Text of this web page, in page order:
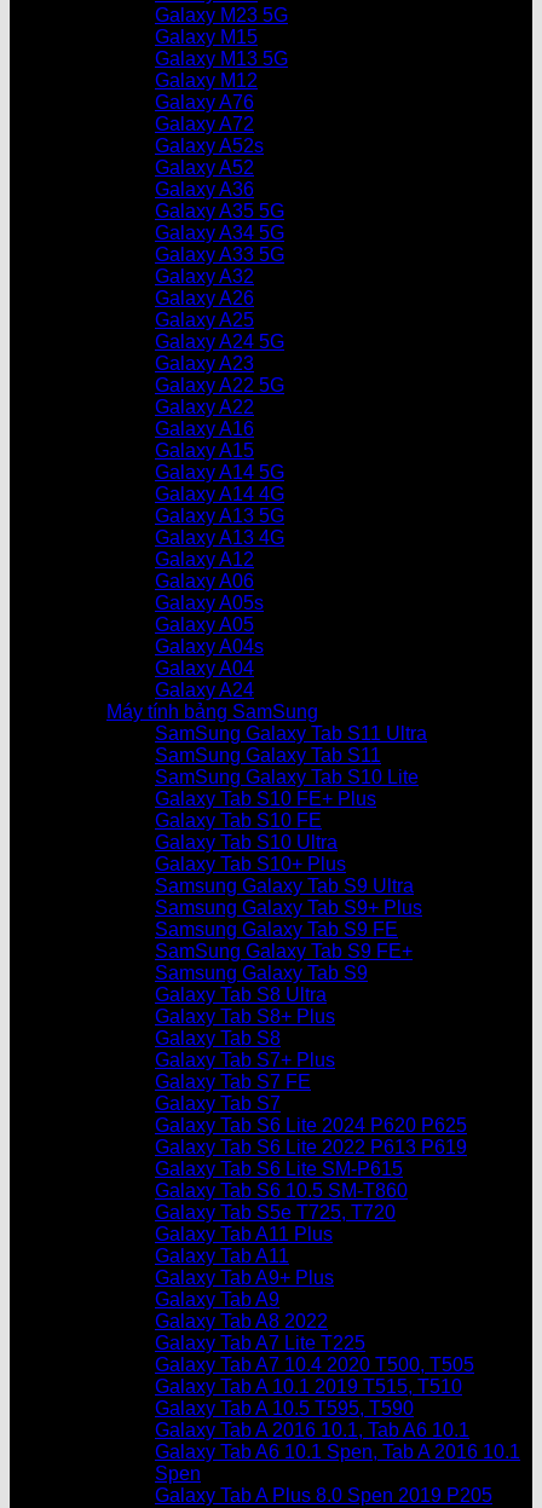
Galaxy M23 5G
Galaxy M15
Galaxy M13 5G
Galaxy M12
Galaxy A76
Galaxy A72
Galaxy A52s
Galaxy A52
Galaxy A36
Galaxy A35 5G
Galaxy A34 5G
Galaxy A33 5G
Galaxy A32
Galaxy A26
Galaxy A25
Galaxy A24 5G
Galaxy A23
Galaxy A22 5G
Galaxy A22
Galaxy A16
Galaxy A15
Galaxy A14 5G
Galaxy A14 4G
Galaxy A13 5G
Galaxy A13 4G
Galaxy A12
Galaxy A06
Galaxy A05s
Galaxy A05
Galaxy A04s
Galaxy A04
Galaxy A24
Máy tính bảng SamSung
SamSung Galaxy Tab S11 Ultra
SamSung Galaxy Tab S11
SamSung Galaxy Tab S10 Lite
Galaxy Tab S10 FE+ Plus
Galaxy Tab S10 FE
Galaxy Tab S10 Ultra
Galaxy Tab S10+ Plus
Samsung Galaxy Tab S9 Ultra
Samsung Galaxy Tab S9+ Plus
Samsung Galaxy Tab S9 FE
SamSung Galaxy Tab S9 FE+
Samsung Galaxy Tab S9
Galaxy Tab S8 Ultra
Galaxy Tab S8+ Plus
Galaxy Tab S8
Galaxy Tab S7+ Plus
Galaxy Tab S7 FE
Galaxy Tab S7
Galaxy Tab S6 Lite 2024 P620 P625
Galaxy Tab S6 Lite 2022 P613 P619
Galaxy Tab S6 Lite SM-P615
Galaxy Tab S6 10.5 SM-T860
Galaxy Tab S5e T725, T720
Galaxy Tab A11 Plus
Galaxy Tab A11
Galaxy Tab A9+ Plus
Galaxy Tab A9
Galaxy Tab A8 2022
Galaxy Tab A7 Lite T225
Galaxy Tab A7 10.4 2020 T500, T505
Galaxy Tab A 10.1 2019 T515, T510
Galaxy Tab A 10.5 T595, T590
Galaxy Tab A 2016 10.1, Tab A6 10.1
Galaxy Tab A6 10.1 Spen, Tab A 2016 10.1
Spen
Galaxy Tab A Plus 8.0 Spen 2019 P205